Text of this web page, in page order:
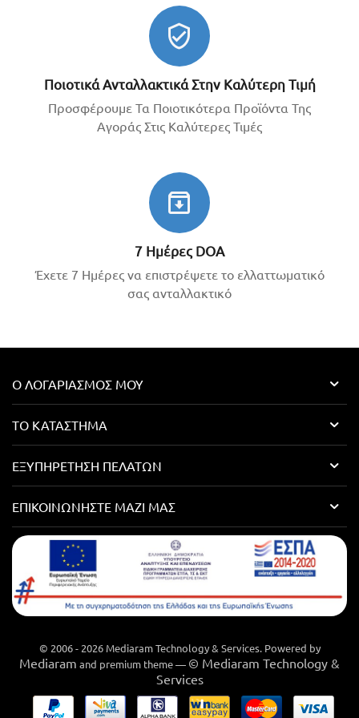
10cc (10ml)
UV Curable Resin (Φωτοπολυμεριζόμενη
ρητίνη)
Χρώμα μετά το στέγνωμα:
Διάφανο
Η συσκευασία περιλαμβάνει:
2 x Βελόνες/Ακροφύσια ακριβείας για ελεγχόμενη ροή
(Σημείωση: Για τη στερεοποίηση του υλικού απαιτείται η
χρήση λάμπας υπεριωδών ακτίνων UV).
Ποιοτικά Ανταλλακτικά Στην Καλύτερη Τιμή
Προσφέρουμε Τα Ποιοτικότερα Προϊόντα Της
Αγοράς Στις Καλύτερες Τιμές
7 Ημέρες DOA
Έχετε 7 Ημέρες να επιστρέψετε το ελλαττωματικό
σας ανταλλακτικό
Ο ΛΟΓΑΡΙΑΣΜΌΣ ΜΟΥ
ΤΟ ΚΑΤΆΣΤΗΜΑ
ΕΞΥΠΗΡΈΤΗΣΗ ΠΕΛΑΤΏΝ
ΕΠΙΚΟΙΝΩΝΉΣΤΕ ΜΑΖΊ ΜΑΣ
© 2006 - 2026 Mediaram Technology & Services. Powered by
Mediaram and premium theme — © Mediaram Technology &
Services